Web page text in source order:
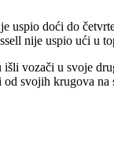
je uspio doći do
nije uspio ući u
vozači u svoje
od svojih krugova na